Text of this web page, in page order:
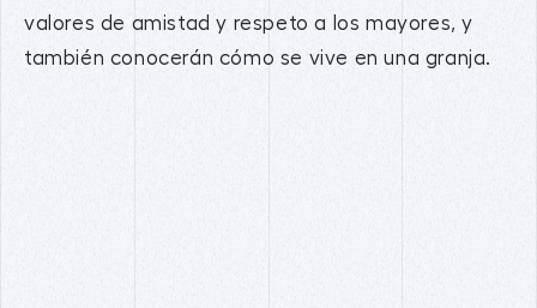
valores de amistad y respeto a los mayores, y
también conocerán cómo se vive en una granja.